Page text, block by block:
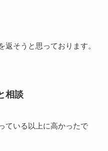
そうと思っております。
相談
ている以上に高かったで